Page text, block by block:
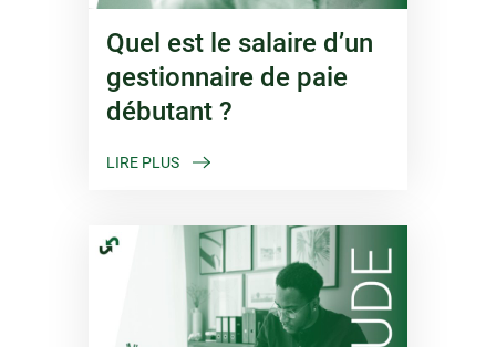
Quel est le salaire d’un
gestionnaire de paie
débutant ?
LIRE PLUS